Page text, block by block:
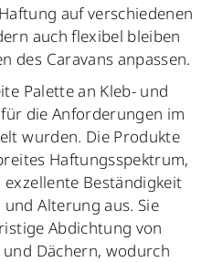
auf verschiedenen
auch flexibel bleiben
des Caravans anpassen.
Palette an Kleb- und
die Anforderungen im
wurden. Die Produkte
Haftungsspektrum,
Beständigkeit
Alterung aus. Sie
Abdichtung von
Dächern, wodurch